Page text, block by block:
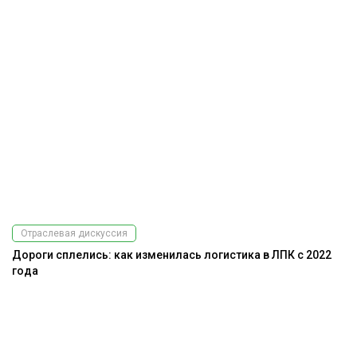
Отраслевая дискуссия
Дороги сплелись: как изменилась логистика в ЛПК с 2022
года